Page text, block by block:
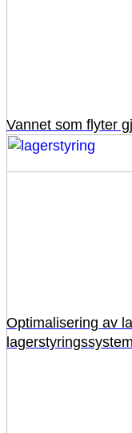
Vannet som flyter
Optimalisering av
lagerstyringssystem